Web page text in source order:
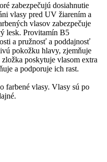
zabezpečujú dosiahnutie
vlasy pred UV žiarením a
vlasov zabezpečuje
lesk. Provitamín B5
a pružnosť a poddajnosť
pokožku hlavy, zjemňuje
poskytuje vlasom extra
a podporuje ich rast.
farbené vlasy. Vlasy sú po